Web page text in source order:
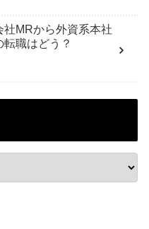
社MRから外資系本社
職はどう？